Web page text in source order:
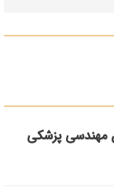
مهندسی پزشکی